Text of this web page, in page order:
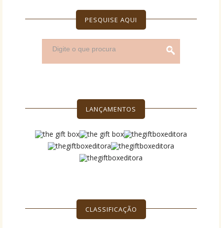
PESQUISE AQUI
LANÇAMENTOS
CLASSIFICAÇÃO